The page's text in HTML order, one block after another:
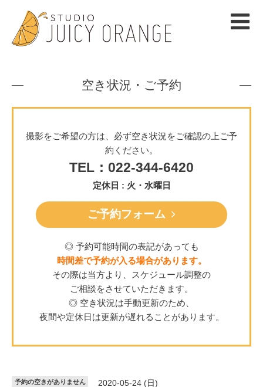
空き状況・ご予約
撮影をご希望の方は、必ず空き状況をご確認の上ご予
約ください。
TEL：022-344-6420
定休日 : 火・水曜日
ご予約フォーム
◎ 予約可能時間の表記があっても
時間差で予約が入る場合があります。
その際は当方より、スケジュール調整の
ご相談をさせていただきます。
◎ 空き状況は手動更新のため、
夜間や定休日は更新が遅れることがあります。
予約の空きがありません 2020-05-24 (日)